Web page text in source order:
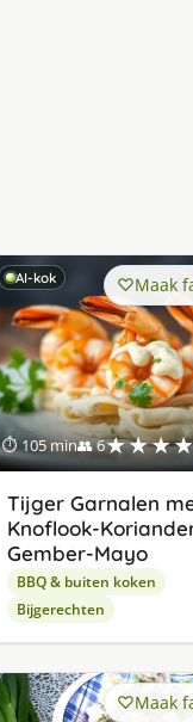
AI-kok
⏱ 105 min👥 6
Maak
Tijger Garnalen
Knoflook-
Gember-Mayo
BBQ & buiten koken
Bijgerechten
Maak